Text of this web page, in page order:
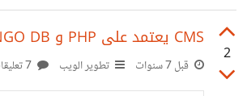
2
CMS يعتمد على PHP و MONGO DB , ما رأيك ؟
قبل 7 سنوات تطوير الويب